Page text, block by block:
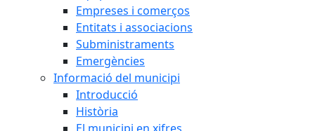
Empreses i comerços
Entitats i associacions
Subministraments
Emergències
Informació del municipi
Introducció
Història